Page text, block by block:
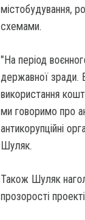
містобудування,
схемами.
"На період
державної зради.
використання
ми говоримо про
антикорупційні
Шуляк.
Також Шуляк
прозорості